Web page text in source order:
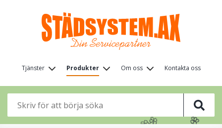
huvudinnehåll
Huvudmeny
(nivå
1)
Tjänster Produkter Om oss Kontakta oss
🌸 🌸
🌸
🌸